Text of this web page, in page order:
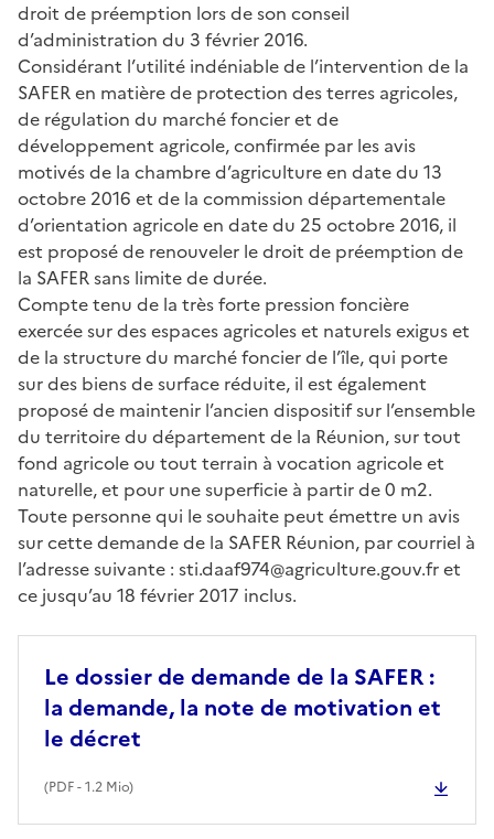
droit de préemption lors de son conseil
d’administration du 3 février 2016.
Considérant l’utilité indéniable de l’intervention de la
SAFER en matière de protection des terres agricoles,
de régulation du marché foncier et de
développement agricole, confirmée par les avis
motivés de la chambre d’agriculture en date du 13
octobre 2016 et de la commission départementale
d’orientation agricole en date du 25 octobre 2016, il
est proposé de renouveler le droit de préemption de
la SAFER sans limite de durée.
Compte tenu de la très forte pression foncière
exercée sur des espaces agricoles et naturels exigus et
de la structure du marché foncier de l’île, qui porte
sur des biens de surface réduite, il est également
proposé de maintenir l’ancien dispositif sur l’ensemble
du territoire du département de la Réunion, sur tout
fond agricole ou tout terrain à vocation agricole et
naturelle, et pour une superficie à partir de 0 m2.
Toute personne qui le souhaite peut émettre un avis
sur cette demande de la SAFER Réunion, par courriel à
l’adresse suivante : sti.daaf974@agriculture.gouv.fr et
ce jusqu’au 18 février 2017 inclus.
Le dossier de demande de la SAFER :
la demande, la note de motivation et
le décret
(PDF- 1.2 Mio)